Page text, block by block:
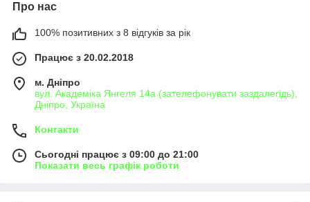
Про нас
100% позитивних з 8 відгуків за рік
Працює з 20.02.2018
м. Дніпро
вул. Академіка Янгеля 14а (зателефонувати заздалегідь),
Дніпро, Україна
Контакти
Сьогодні працює з 09:00 до 21:00
Показати весь графік роботи